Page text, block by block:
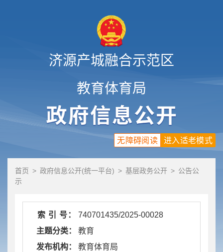
济源产城融合示范区
教育体育局
进入适老模式
无障碍阅读
首页 > 政府信息公开(统一平台) > 基层政务公开 > 公告公
示
索 引 号：
740701435/2025-00028
主题分类：
教育
发布机构：
教育体育局